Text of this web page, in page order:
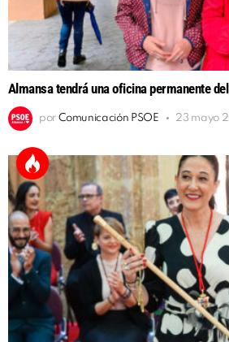
Almansa tendrá una oficina permanente
por Comunicación PSOE 23 mayo